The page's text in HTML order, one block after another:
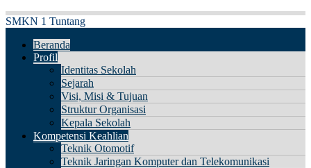
SMKN 1 Tuntang
Beranda
Profil
Identitas Sekolah
Sejarah
Visi, Misi & Tujuan
Struktur Organisasi
Kepala Sekolah
Kompetensi Keahlian
Teknik Otomotif
Teknik Jaringan Komputer dan Telekomunikasi